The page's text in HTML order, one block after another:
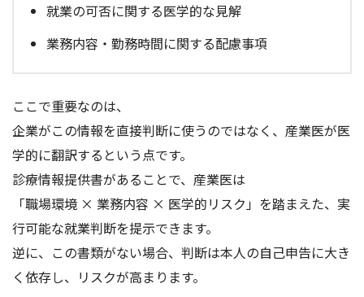
就業の可否に関する医学的な見解
業務内容・勤務時間に関する配慮事項
ここで重要なのは、
企業がこの情報を直接判断に使うのではなく、産業医が医
学的に翻訳するという点です。
診療情報提供書があることで、産業医は
「職場環境 × 業務内容 × 医学的リスク」を踏まえた、実
行可能な就業判断を提示できます。
逆に、この書類がない場合、判断は本人の自己申告に大き
く依存し、リスクが高まります。